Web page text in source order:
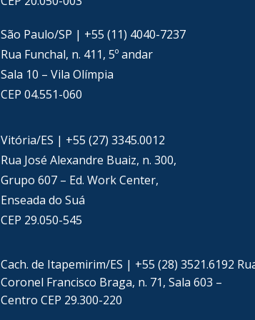
São Paulo/SP | +55 (11) 4040-7237
Rua Funchal, n. 411, 5º andar
Sala 10 – Vila Olímpia
CEP 04.551-060
Vitória/ES | +55 (27) 3345.0012
Rua José Alexandre Buaiz, n. 300,
Grupo 607 – Ed. Work Center,
Enseada do Suá
CEP 29.050-545
Cach. de Itapemirim/ES | +55 (28) 3521.6192
Coronel Francisco Braga, n. 71, Sala 603 –
Centro CEP 29.300-220